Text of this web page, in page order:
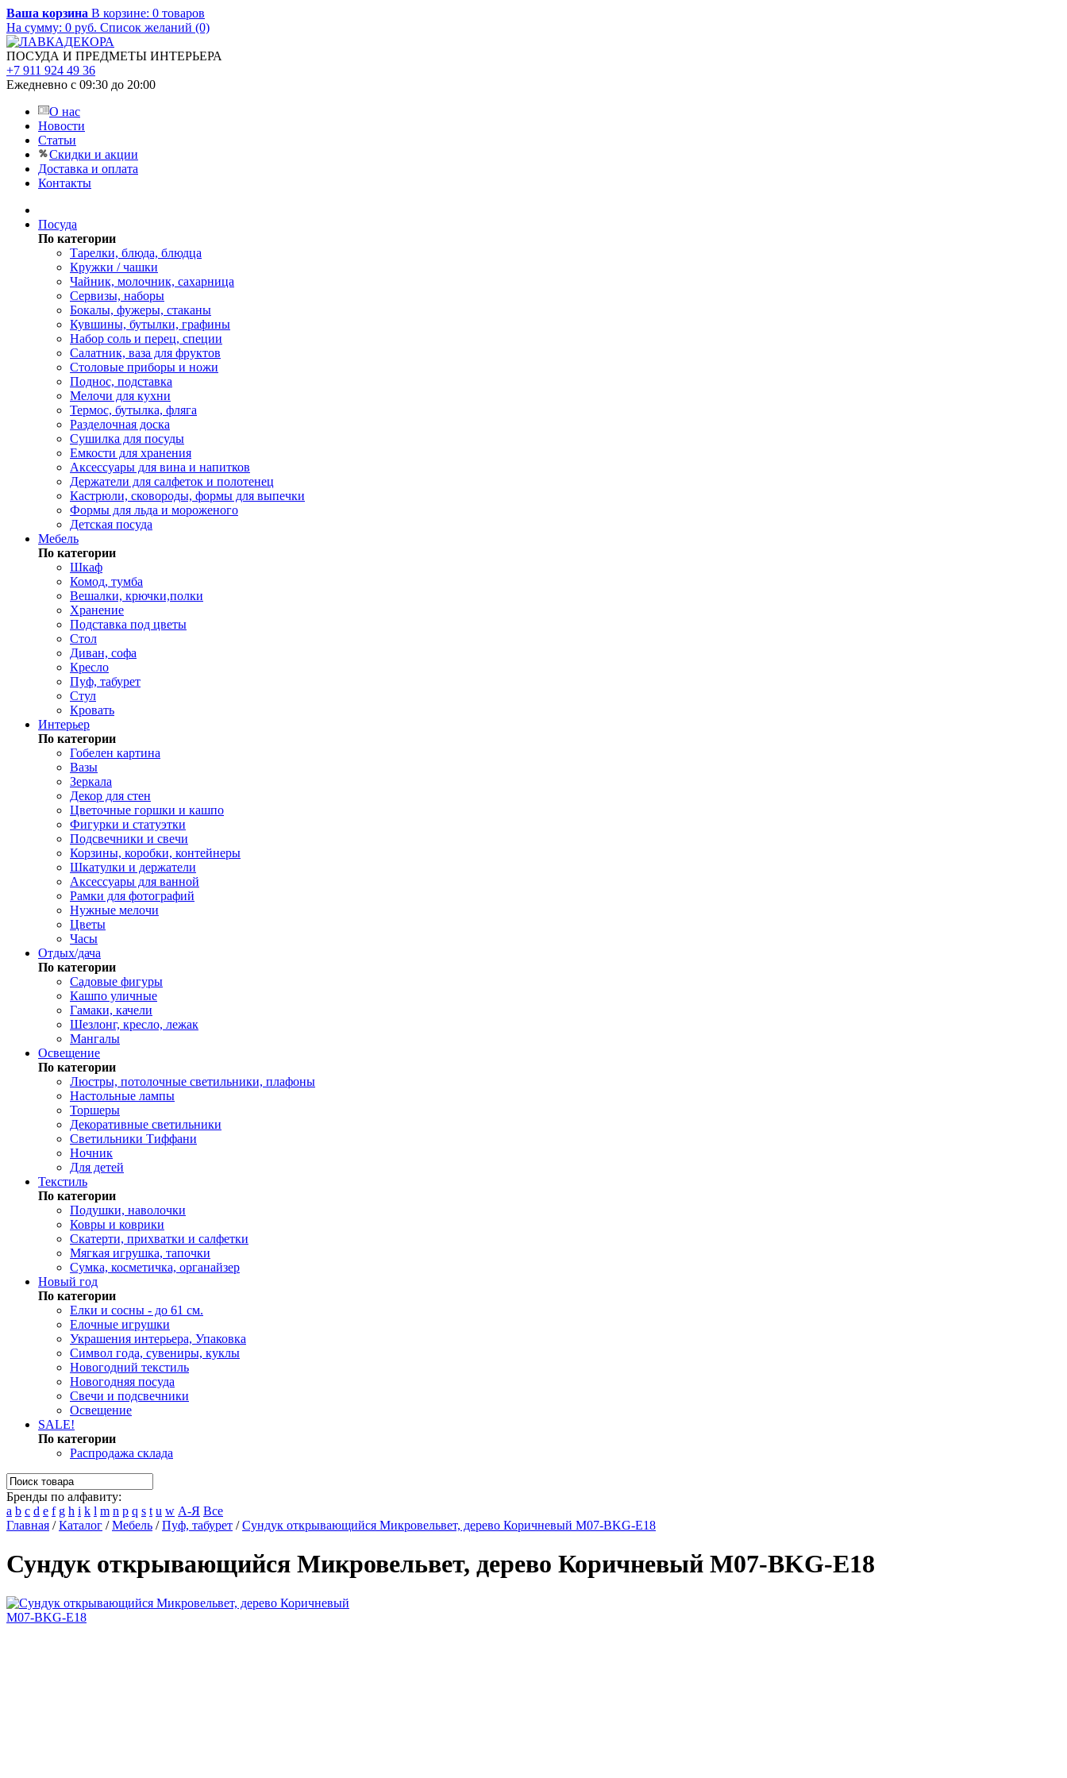
Ваша корзина В корзине: 0 товаров
На сумму: 0 руб. Список желаний (0)
ПОСУДА И ПРЕДМЕТЫ ИНТЕРЬЕРА
+7 911 924 49 36
Ежедневно с 09:30 до 20:00
О нас
Новости
Статьи
Скидки и акции
Доставка и оплата
Контакты
Посуда
По категории
Тарелки, блюда, блюдца
Кружки / чашки
Чайник, молочник, сахарница
Сервизы, наборы
Бокалы, фужеры, стаканы
Кувшины, бутылки, графины
Набор соль и перец, специи
Салатник, ваза для фруктов
Столовые приборы и ножи
Поднос, подставка
Мелочи для кухни
Термос, бутылка, фляга
Разделочная доска
Сушилка для посуды
Емкости для хранения
Аксессуары для вина и напитков
Держатели для салфеток и полотенец
Кастрюли, сковороды, формы для выпечки
Формы для льда и мороженого
Детская посуда
Мебель
По категории
Шкаф
Комод, тумба
Вешалки, крючки,полки
Хранение
Подставка под цветы
Стол
Диван, софа
Кресло
Пуф, табурет
Стул
Кровать
Интерьер
По категории
Гобелен картина
Вазы
Зеркала
Декор для стен
Цветочные горшки и кашпо
Фигурки и статуэтки
Подсвечники и свечи
Корзины, коробки, контейнеры
Шкатулки и держатели
Аксессуары для ванной
Рамки для фотографий
Нужные мелочи
Цветы
Часы
Отдых/дача
По категории
Садовые фигуры
Кашпо уличные
Гамаки, качели
Шезлонг, кресло, лежак
Мангалы
Освещение
По категории
Люстры, потолочные светильники, плафоны
Настольные лампы
Торшеры
Декоративные светильники
Светильники Тиффани
Ночник
Для детей
Текстиль
По категории
Подушки, наволочки
Ковры и коврики
Скатерти, прихватки и салфетки
Мягкая игрушка, тапочки
Сумка, косметичка, органайзер
Новый год
По категории
Елки и сосны - до 61 см.
Елочные игрушки
Украшения интерьера, Упаковка
Символ года, сувениры, куклы
Новогодний текстиль
Новогодняя посуда
Свечи и подсвечники
Освещение
SALE!
По категории
Распродажа склада
Бренды по алфавиту:
a b c d e f g h i k l m n p q s t u w А-Я Все
Главная /Каталог /Мебель /Пуф, табурет /Сундук открывающийся Микровельвет, дерево Коричневый M07-BKG-E18
Сундук открывающийся Микровельвет, дерево Коричневый M07-BKG-E18